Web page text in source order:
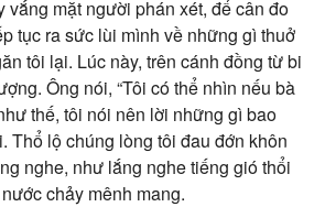
vắng mặt người phán xét, để cân đo
tục ra sức lùi mình về những gì thuở
tôi lại. Lúc này, trên cánh đồng từ bi
Ông nói, “Tôi có thể nhìn nếu bà
thế, tôi nói nên lời những gì bao
Thổ lộ chúng lòng tôi đau đớn khôn
nghe, như lắng nghe tiếng gió thổi
chảy mênh mang.